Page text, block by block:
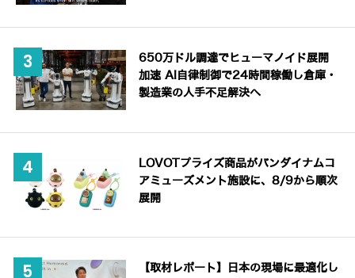
650万ドル調達でヒューマノイド展開
加速 AI自律制御で24時間稼働し倉庫・
製造業の人手不足解決へ
LOVOTプライズ商品がバンダイナムコ
アミューズメント施設に、8/9から順次
展開
【取材レポート】日本の現場に最適化し